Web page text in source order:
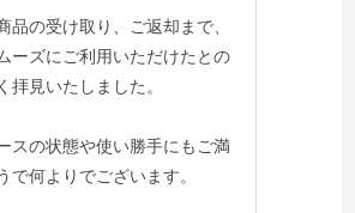
品の受け取り、ご返却まで、
ーズにご利用いただけたとの
拝見いたしました。
スの状態や使い勝手にもご満
で何よりでございます。